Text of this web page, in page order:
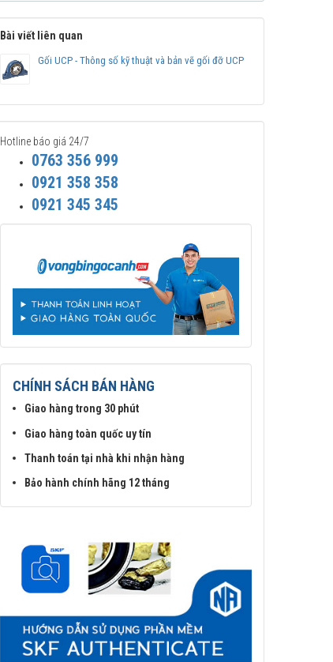
Bài viết liên quan
Gối UCP - Thông số kỹ thuật và bản vẽ gối đỡ UCP
Hotline báo giá 24/7
0763 356 999
0921 358 358
0921 345 345
CHÍNH SÁCH BÁN HÀNG
Giao hàng trong 30 phút
Giao hàng toàn quốc uy tín
Thanh toán tại nhà khi nhận hàng
Bảo hành chính hãng 12 tháng